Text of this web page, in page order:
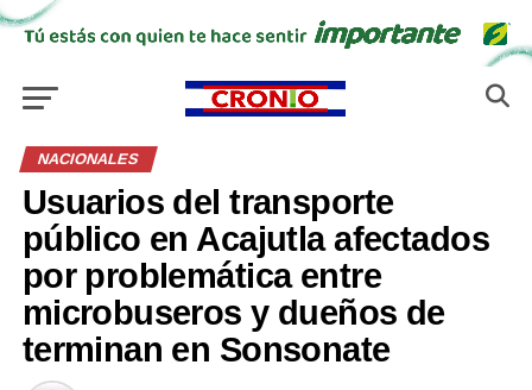
NACIONALES
Usuarios del transporte
público en Acajutla afectados
por problemática entre
microbuseros y dueños de
terminan en Sonsonate